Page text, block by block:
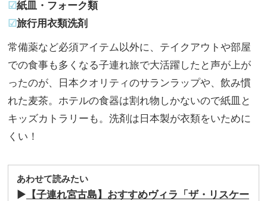
☑︎紙皿・フォーク類
☑︎旅行用衣類洗剤
常備薬など必須アイテム以外に、テイクアウトや部屋
での食事も多くなる子連れ旅で大活躍したと声が上が
ったのが、日本クオリティのサランラップや、飲み慣
れた麦茶。ホテルの食器は割れ物しかないので紙皿と
キッズカトラリーも。洗剤は日本製が衣類をいために
くい！
あわせて読みたい
▶︎ 【子連れ宮古島】おすすめヴィラ「ザ・リスケー